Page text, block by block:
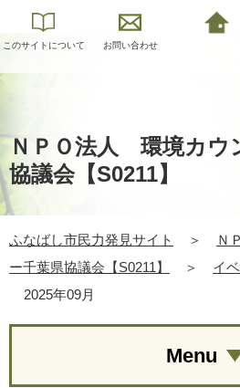
このサイトについて お問い合わせ
ＮＰＯ法人 環境カウ
協議会【S0211】
ふなばし市民力発見サイト ＞
Ｎ
ー千葉県協議会【S0211】
＞ イ
2025年09月
Menu